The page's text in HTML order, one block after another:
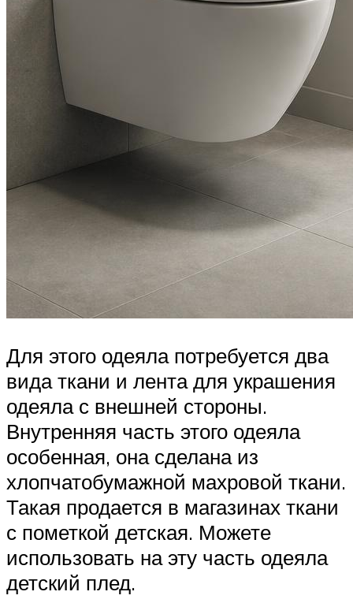
Для этого одеяла потребуется два
вида ткани и лента для украшения
одеяла с внешней стороны.
Внутренняя часть этого одеяла
особенная, она сделана из
хлопчатобумажной махровой ткани.
Такая продается в магазинах ткани
с пометкой детская. Можете
использовать на эту часть одеяла
детский плед.